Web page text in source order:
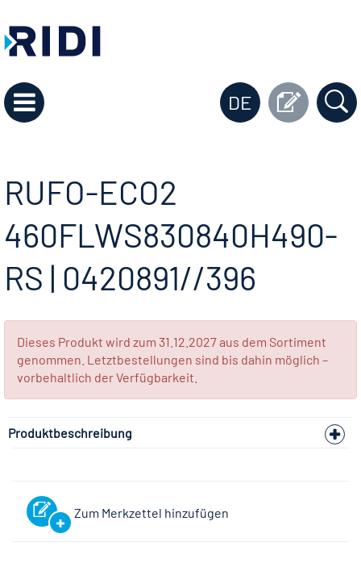
DE
RUFO-ECO2
460FLWS830840H490-
RS | 0420891//396
Dieses Produkt wird zum 31.12.2027 aus dem Sortiment
genommen. Letztbestellungen sind bis dahin möglich –
vorbehaltlich der Verfügbarkeit.
Produktbeschreibung
Zum Merkzettel hinzufügen